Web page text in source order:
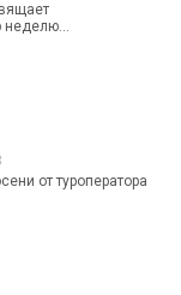
неделю...
от туроператора